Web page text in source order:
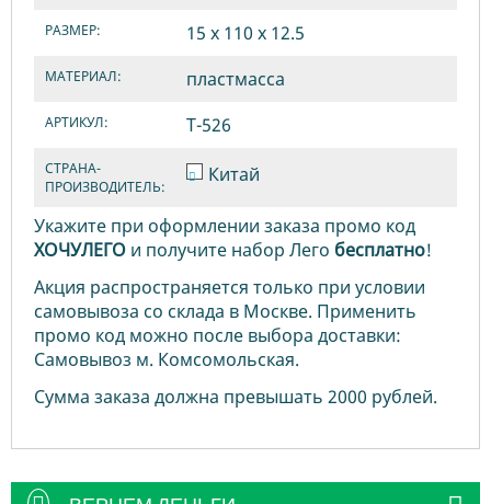
РАЗМЕР: 15 х 110 х 12.5
МАТЕРИАЛ: пластмасса
АРТИКУЛ: Т-526
СТРАНА-
ПРОИЗВОДИТЕЛЬ:
Китай
Укажите при оформлении заказа промо код
ХОЧУЛЕГО и получите набор Лего бесплатно!
Акция распространяется только при условии
самовывоза со склада в Москве. Применить
промо код можно после выбора доставки:
Самовывоз м. Комсомольская.
Сумма заказа должна превышать 2000 рублей.